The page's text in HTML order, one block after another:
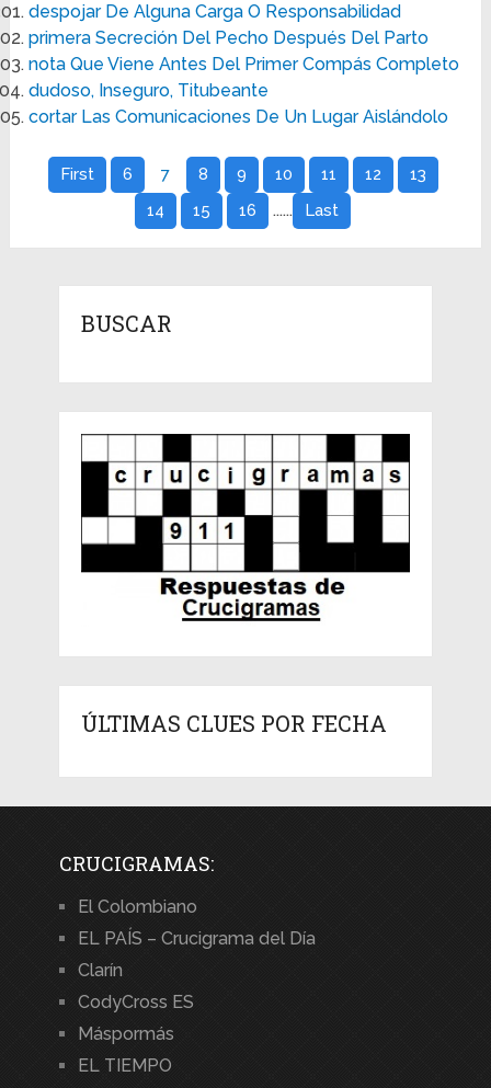
despojar De Alguna Carga O Responsabilidad
primera Secreción Del Pecho Después Del Parto
nota Que Viene Antes Del Primer Compás Completo
dudoso, Inseguro, Titubeante
cortar Las Comunicaciones De Un Lugar Aislándolo
First 6 7 8 9 10 11 12
13
14
15 16 ...... Last
BUSCAR
ÚLTIMAS CLUES POR FECHA
CRUCIGRAMAS:
El Colombiano
EL PAÍS – Crucigrama del Día
Clarín
CodyCross ES
Máspormás
EL TIEMPO